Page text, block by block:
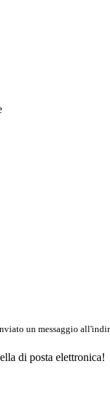
un messaggio
di posta elettronica!